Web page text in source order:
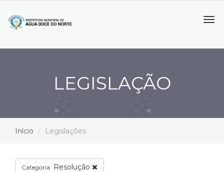
LEGISLAÇÃO
Início Legislações
Categoria: Resolução